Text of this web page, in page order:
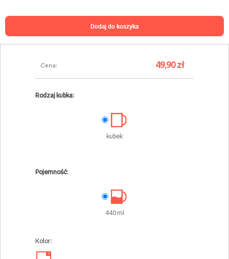
Cena: 49,90 zł
Rodzaj kubka:
kubek
Pojemność:
440 ml
Kolor:
✓
dodaj do koszyka